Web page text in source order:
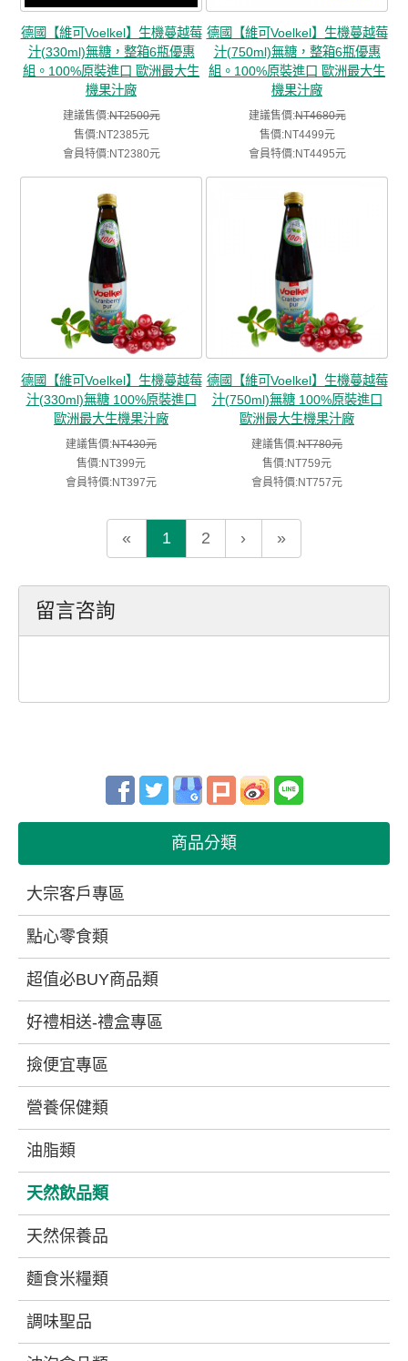
德國【維可Voelkel】生機蔓越莓
汁(330ml)無糖，整箱6瓶優惠
組。100%原裝進口 歐洲最大生
機果汁廠
建議售價:NT2500元
售價:NT2385元
會員特價:NT2380元
德國【維可Voelkel】生機蔓越莓
汁(750ml)無糖，整箱6瓶優惠
組。100%原裝進口 歐洲最大生
機果汁廠
建議售價:NT4680元
售價:NT4499元
會員特價:NT4495元
德國【維可Voelkel】生機蔓越莓
汁(330ml)無糖 100%原裝進口
歐洲最大生機果汁廠
建議售價:NT430元
售價:NT399元
會員特價:NT397元
德國【維可Voelkel】生機蔓越莓
汁(750ml)無糖 100%原裝進口
歐洲最大生機果汁廠
建議售價:NT780元
售價:NT759元
會員特價:NT757元
« 1 2 › »
留言咨詢
商品分類
大宗客戶專區
點心零食類
超值必BUY商品類
好禮相送-禮盒專區
撿便宜專區
營養保健類
油脂類
天然飲品類
天然保養品
麵食米糧類
調味聖品